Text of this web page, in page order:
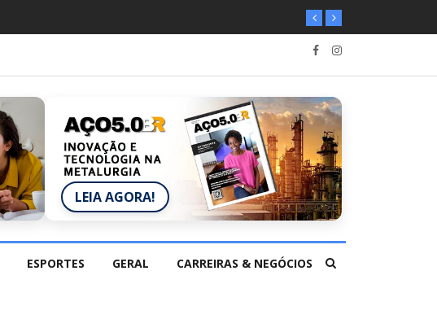
LEIA AGORA!
ESPORTES GERAL CARREIRAS & NEGÓCIOS